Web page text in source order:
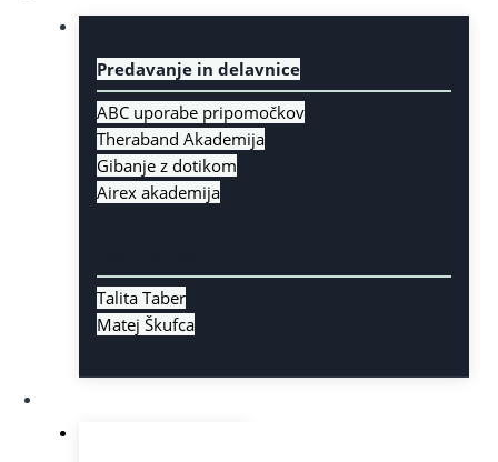
Predavanje in delavnice
ABC uporabe pripomočkov
Theraband Akademija
Gibanje z dotikom
Airex akademija
Talita Taber
Matej Škufca